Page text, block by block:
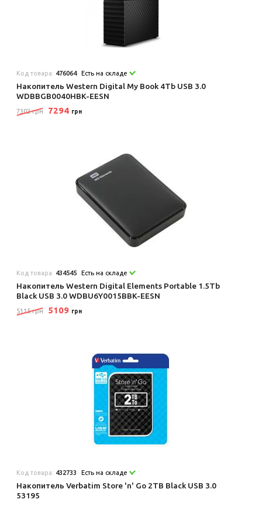
Код товара: 476064 Есть на складе
Накопитель Western Digital My Book 4Tb USB 3.0
WDBBGB0040HBK-EESN
7302 грн 7294 грн
Код товара: 434545 Есть на складе
Накопитель Western Digital Elements Portable 1.5Tb
Black USB 3.0 WDBU6Y0015BBK-EESN
5115 грн 5109 грн
Код товара: 432733 Есть на складе
Накопитель Verbatim Store 'n' Go 2TB Black USB 3.0
53195